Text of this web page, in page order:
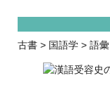
古書 > 国語学 > 語彙